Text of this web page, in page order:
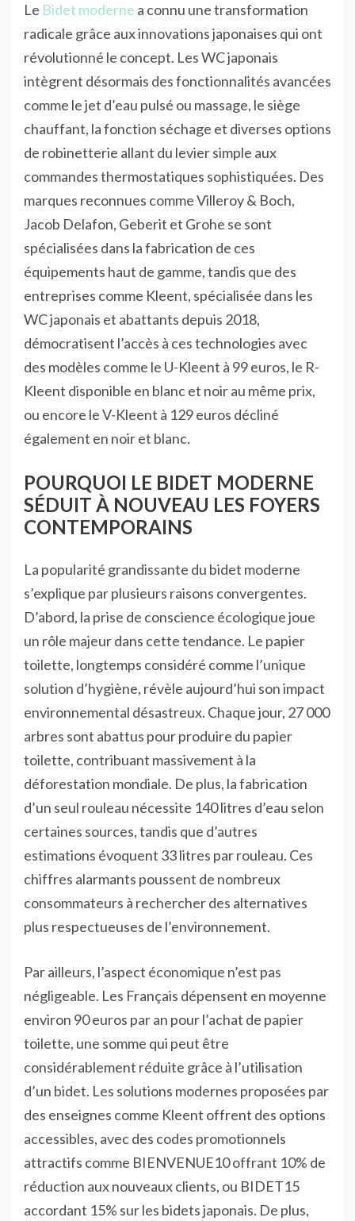
Le Bidet moderne a connu une transformation
radicale grâce aux innovations japonaises qui ont
révolutionné le concept. Les WC japonais
intègrent désormais des fonctionnalités avancées
comme le jet d’eau pulsé ou massage, le siège
chauffant, la fonction séchage et diverses options
de robinetterie allant du levier simple aux
commandes thermostatiques sophistiquées. Des
marques reconnues comme Villeroy & Boch,
Jacob Delafon, Geberit et Grohe se sont
spécialisées dans la fabrication de ces
équipements haut de gamme, tandis que des
entreprises comme Kleent, spécialisée dans les
WC japonais et abattants depuis 2018,
démocratisent l’accès à ces technologies avec
des modèles comme le U-Kleent à 99 euros, le R-
Kleent disponible en blanc et noir au même prix,
ou encore le V-Kleent à 129 euros décliné
également en noir et blanc.
POURQUOI LE BIDET MODERNE
SÉDUIT À NOUVEAU LES FOYERS
CONTEMPORAINS
La popularité grandissante du bidet moderne
s’explique par plusieurs raisons convergentes.
D’abord, la prise de conscience écologique joue
un rôle majeur dans cette tendance. Le papier
toilette, longtemps considéré comme l’unique
solution d’hygiène, révèle aujourd’hui son impact
environnemental désastreux. Chaque jour, 27 000
arbres sont abattus pour produire du papier
toilette, contribuant massivement à la
déforestation mondiale. De plus, la fabrication
d’un seul rouleau nécessite 140 litres d’eau selon
certaines sources, tandis que d’autres
estimations évoquent 33 litres par rouleau. Ces
chiffres alarmants poussent de nombreux
consommateurs à rechercher des alternatives
plus respectueuses de l’environnement.
Par ailleurs, l’aspect économique n’est pas
négligeable. Les Français dépensent en moyenne
environ 90 euros par an pour l’achat de papier
toilette, une somme qui peut être
considérablement réduite grâce à l’utilisation
d’un bidet. Les solutions modernes proposées par
des enseignes comme Kleent offrent des options
accessibles, avec des codes promotionnels
attractifs comme BIENVENUE10 offrant 10% de
réduction aux nouveaux clients, ou BIDET15
accordant 15% sur les bidets japonais. De plus,